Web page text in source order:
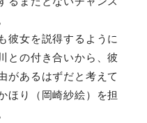
彼女を説得するように
との付き合いから、彼
があるはずだと考えて
ほり（ 岡崎紗絵）を担